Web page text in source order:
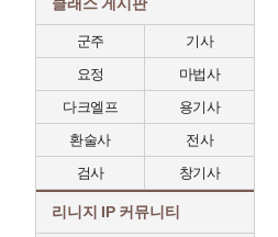
군주
기사
요정
마법사
다크엘프
용기사
환술사
전사
검사
창기사
리니지 IP 커뮤니티